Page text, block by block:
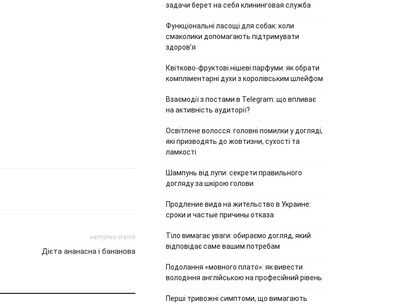
наступна стаття
Дієта ананасна і бананова
задачи берет на себя клининговая служба
Функціональні ласощі для собак: коли
смаколики допомагають підтримувати
здоров’я
Квітково-фруктові нішеві парфуми: як обрати
компліментарні духи з королівським шлейфом
Взаємодії з постами в Telegram: що впливає
на активність аудиторії?
Освітлене волосся: головні помилки у догляді,
які призводять до жовтизни, сухості та
ламкості
Шампунь від лупи: секрети правильного
догляду за шкірою голови
Продление вида на жительство в Украине:
сроки и частые причины отказа
Тіло вимагає уваги: обираємо догляд, який
відповідає саме вашим потребам
Подолання «мовного плато»: як вивести
володіння англійською на професійний рівень
Перші тривожні симптоми, що вимагають